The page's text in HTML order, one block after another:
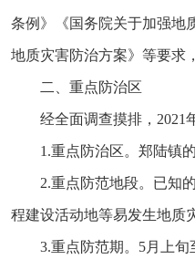
条例》《国务院关于加强地
地质灾害防治方案》等要求
二、重点防治区
经全面调查摸排，2021
1.重点防治区。郑陆镇
2.重点防范地段。已知
程建设活动地等易发生地质
3.重点防范期。5月上